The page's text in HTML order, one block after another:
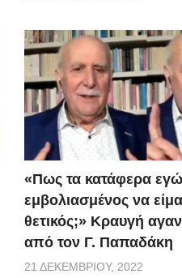
«Πως τα κατάφερα
εμβoλιασμένος να
θετικός;» Κραυγή
από τον Γ. Παπαδάκη
21 ΔΕΚΕΜΒΡΊΟΥ, 2022